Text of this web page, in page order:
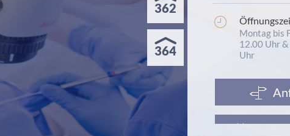
362
364
Montag bis
12.00 Uhr
Uhr